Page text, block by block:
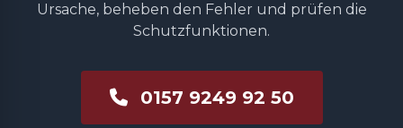
Ursache, beheben den Fehler und prüfen die
Schutzfunktionen.
0157 9249 92 50